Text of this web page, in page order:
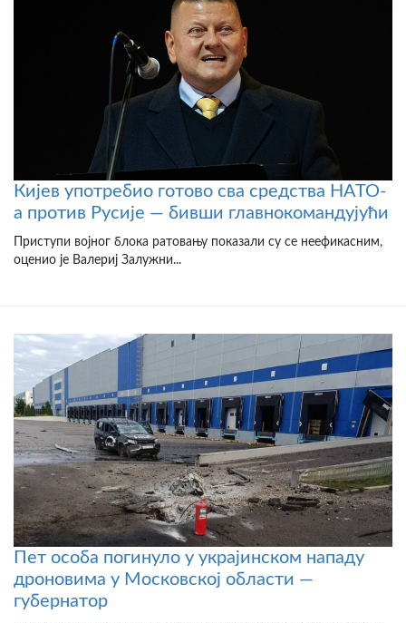
Кијев употребио готово сва средства НАТО-
а против Русије — бивши главнокомандујући
Приступи војног блока ратовању показали су се неефикасним,
оценио је Валериј Залужни...
Пет особа погинуло у украјинском нападу
дроновима у Московској области —
губернатор